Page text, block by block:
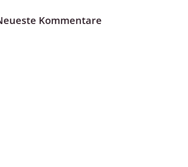
Kommentare